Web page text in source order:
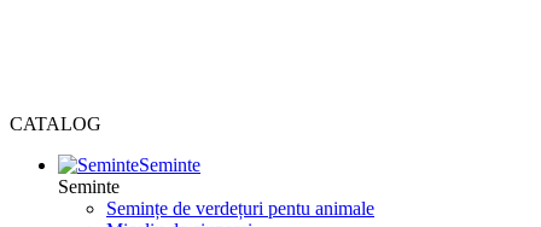
CATALOG
Seminte
Seminte
Semințe de verdețuri pentu animale